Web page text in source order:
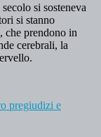
si sosteneva
si stanno
che prendono in
cerebrali, la